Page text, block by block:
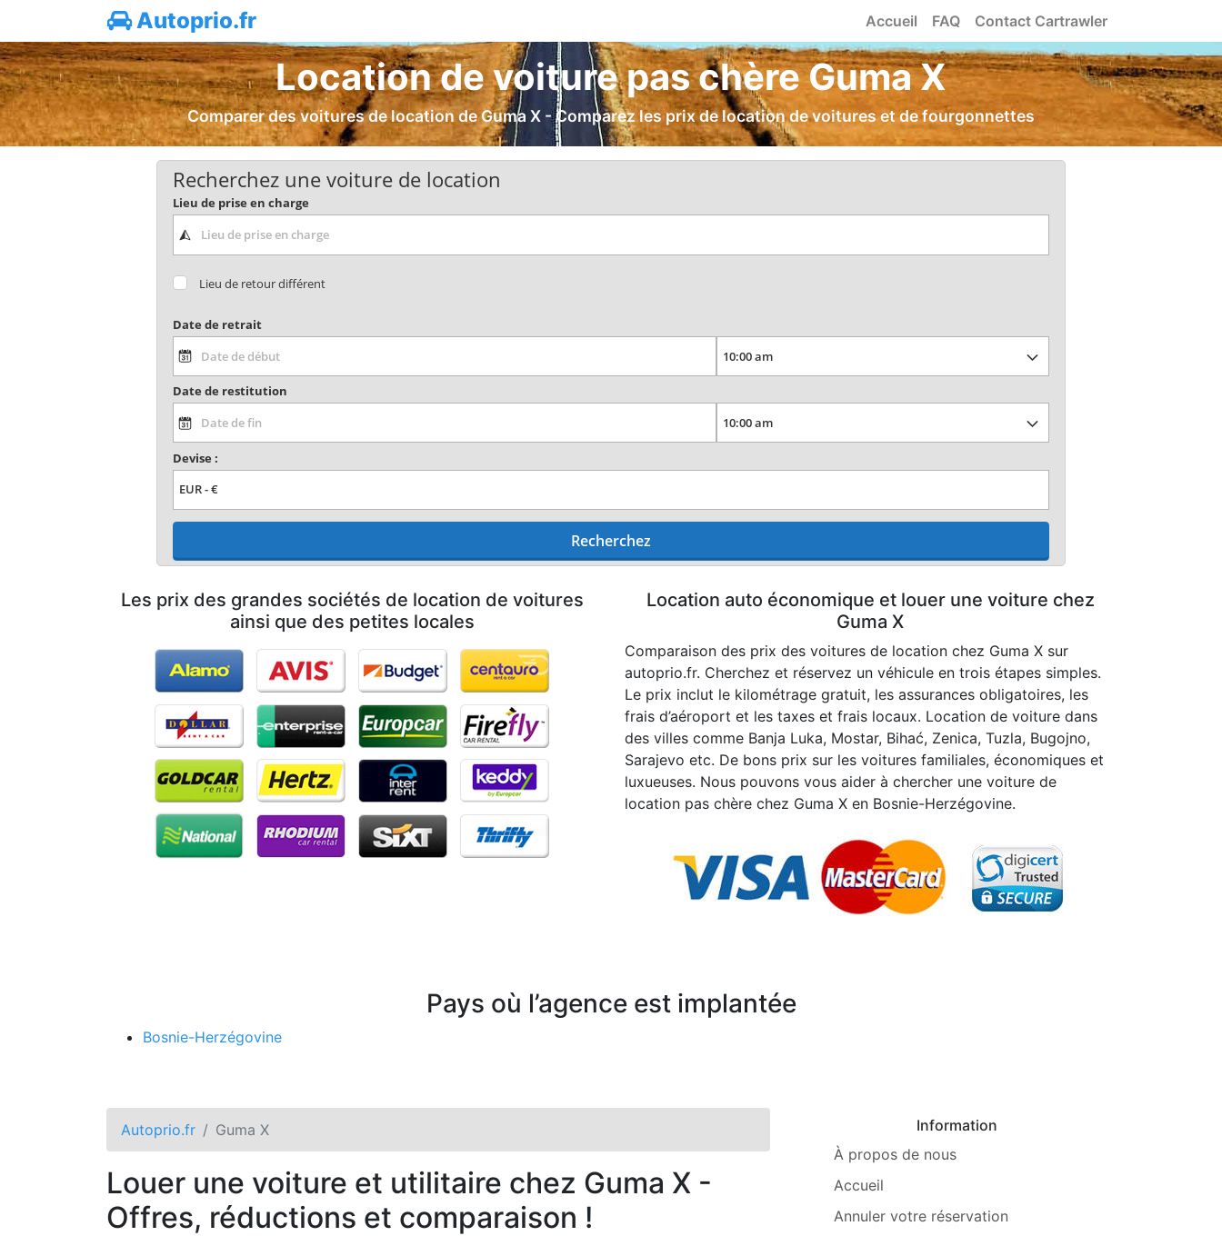
Autoprio.fr Accueil FAQ Contact Cartrawler
Location de voiture pas chère Guma X
Comparer des voitures de location de Guma X - Comparez les prix de location de voitures et de fourgonnettes
Recherchez une voiture de location
Lieu de prise en charge
Lieu de retour différent
Date de retrait
Date de restitution
Devise :
Recherchez
Les prix des grandes sociétés de location de voitures
ainsi que des petites locales
Location auto économique et louer une voiture chez
Guma X
Comparaison des prix des voitures de location chez Guma X sur
autoprio.fr. Cherchez et réservez un véhicule en trois étapes simples.
Le prix inclut le kilométrage gratuit, les assurances obligatoires, les
frais d’aéroport et les taxes et frais locaux. Location de voiture dans
des villes comme Banja Luka, Mostar, Bihać, Zenica, Tuzla, Bugojno,
Sarajevo etc. De bons prix sur les voitures familiales, économiques et
luxueuses. Nous pouvons vous aider à chercher une voiture de
location pas chère chez Guma X en Bosnie-Herzégovine.
Pays où l’agence est implantée
Bosnie-Herzégovine
Autoprio.fr Guma X
Louer une voiture et utilitaire chez Guma X -
Offres, réductions et comparaison !
Information
À propos de nous
Accueil
Annuler votre réservation